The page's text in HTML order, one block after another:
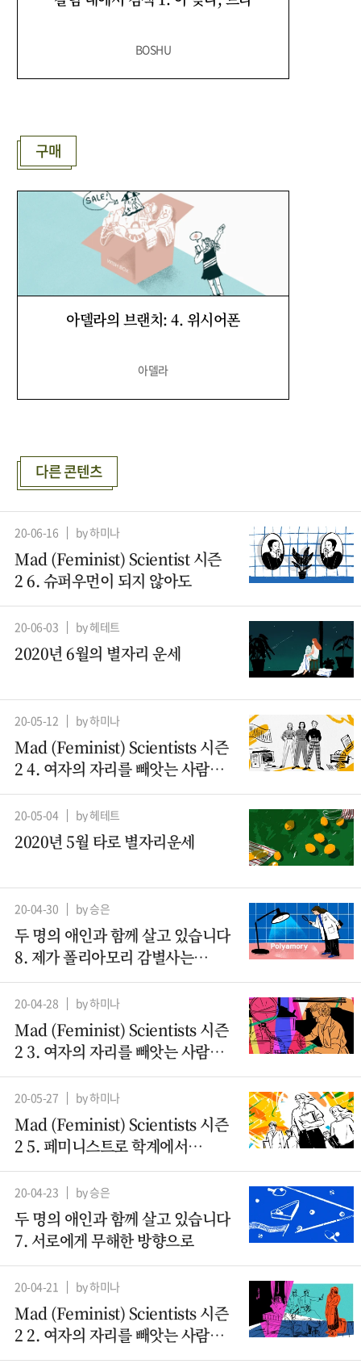
BOSHU
구매
아델라의 브랜치: 4. 위시어폰
아델라
다른 콘텐츠
20-06-16 by 하미나
Mad (Feminist) Scientist 시즌
2 6. 슈퍼우먼이 되지 않아도
20-06-03 by 헤테트
2020년 6월의 별자리 운세
20-05-12 by 하미나
Mad (Feminist) Scientists 시즌
2 4. 여자의 자리를 빼앗는 사람들
– 컴퓨터과학 (2)
20-05-04 by 헤테트
2020년 5월 타로 별자리운세
20-04-30 by 승은
두 명의 애인과 함께 살고 있습니다
8. 제가 폴리아모리 감별사는
아니지만요
20-04-28 by 하미나
Mad (Feminist) Scientists 시즌
2 3. 여자의 자리를 빼앗는 사람들 -
컴퓨터과학(1)
20-05-27 by 하미나
Mad (Feminist) Scientists 시즌
2 5. 페미니스트로 학계에서
살아남기
20-04-23 by 승은
두 명의 애인과 함께 살고 있습니다
7. 서로에게 무해한 방향으로
20-04-21 by 하미나
Mad (Feminist) Scientists 시즌
2 2. 여자의 자리를 빼앗는 사람들 -
산파